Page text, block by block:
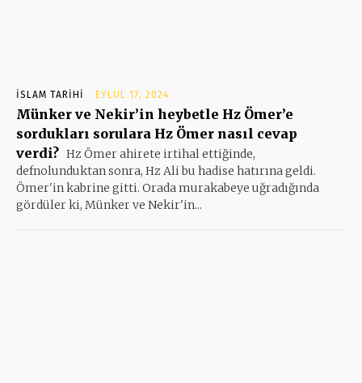
İSLAM TARIHI EYLÜL 17, 2024
Münker ve Nekir’in heybetle Hz Ömer’e
sordukları sorulara Hz Ömer nasıl cevap
verdi? Hz Ömer ahirete irtihal ettiğinde,
defnolunduktan sonra, Hz Ali bu hadise hatırına geldi.
Ömer'in kabrine gitti. Orada murakabeye uğradığında
gördüler ki, Münker ve Nekir'in...